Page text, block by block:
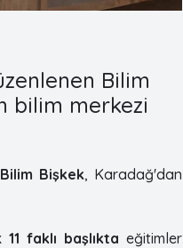
Bilim
bilim merkezi
Bilim Bişkek, Karadağ'dan
11 faklı başlıkta eğitimler